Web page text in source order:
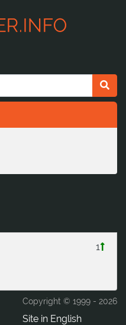
1
Copyright © 1999 - 2026
Site in English